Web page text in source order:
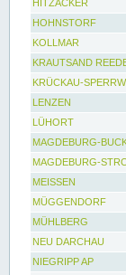
HITZACKER
HOHNSTORF
KOLLMAR
KRAUTSAND
KRÜCKAU-
LENZEN
LÜHORT
MAGDEBURG-
MAGDEBURG-
MEISSEN
MÜGGENDORF
MÜHLBERG
NEU DARCHAU
NIEGRIPP AP